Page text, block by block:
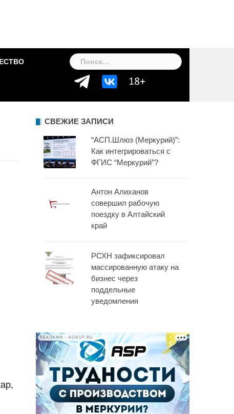
Найти:
СВЕЖИЕ ЗАПИСИ
“АСП.Шлюз (Меркурий)”:
Как интегрироваться с
ФГИС “Меркурий”?
Антон Алиханов
совершил рабочую
поездку в Алтайский
край
РСХН зафиксировал
массированную атаку на
бизнес через
поддельные
уведомления
РЕКЛАМА • AOASP.RU